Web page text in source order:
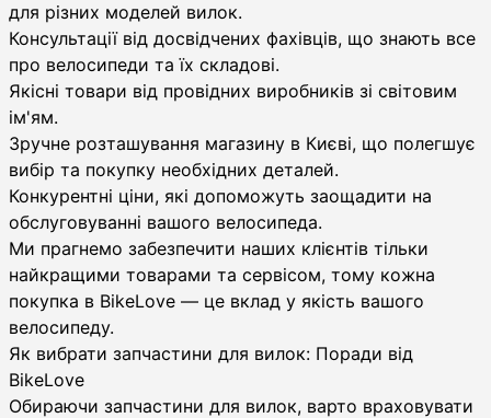
для різних моделей вилок.
Консультації від досвідчених фахівців, що знають все
про велосипеди та їх складові.
Якісні товари від провідних виробників зі світовим
ім'ям.
Зручне розташування магазину в Києві, що полегшує
вибір та покупку необхідних деталей.
Конкурентні ціни, які допоможуть заощадити на
обслуговуванні вашого велосипеда.
Ми прагнемо забезпечити наших клієнтів тільки
найкращими товарами та сервісом, тому кожна
покупка в BikeLove — це вклад у якість вашого
велосипеду.
Як вибрати запчастини для вилок: Поради від
BikeLove
Обираючи запчастини для вилок, варто враховувати